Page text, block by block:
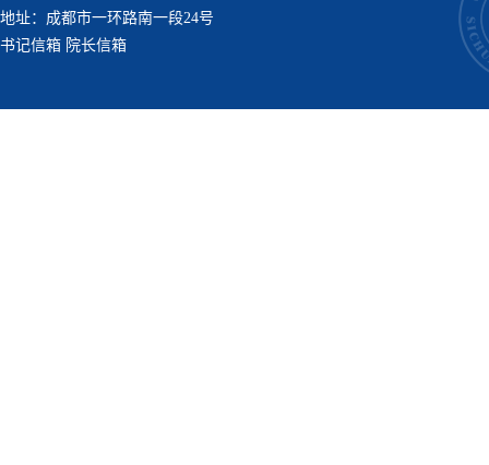
地址：成都市一环路南一段24号
书记信箱 院长信箱